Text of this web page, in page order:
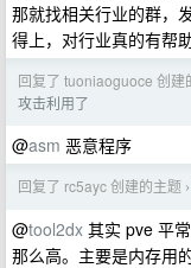
那就找相关行业的群，
得上，对行业真的有帮
回复了 tuoniaoguoce 创建
攻击利用了
@asm 恶意程序
回复了 rc5ayc 创建的主题 ›
@tool2dx 其实 pve 平
那么高。主要是内存用